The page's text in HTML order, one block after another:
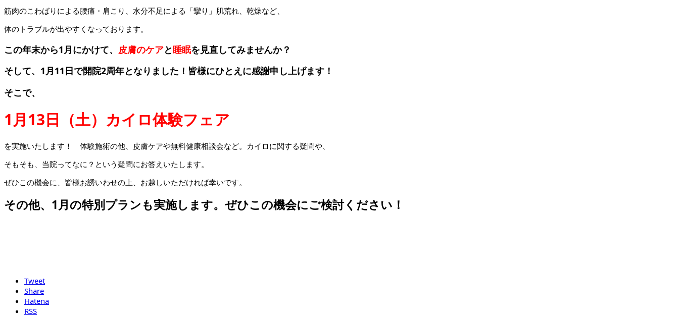
筋肉のこわばりによる腰痛・肩こり、水分不足による「攣り」肌荒れ、乾燥など、
体のトラブルが出やすくなっております。
この年末から1月にかけて、 皮膚のケアと睡眠を見直してみませんか？
そして、1月11日で開院2周年となりました！皆様にひとえに感謝申し上げます！
そこで、
1月13日（土）カイロ体験フェア
を実施いたします！ 体験施術の他、皮膚ケアや無料健康相談会など。カイロに関する疑問や、
そもそも、当院ってなに？という疑問にお答えいたします。
ぜひこの機会に、皆様お誘いわせの上、お越しいただければ幸いです。
その他、1月の特別プランも実施します。ぜひこの機会にご検討ください！
Tweet
Share
Hatena
RSS